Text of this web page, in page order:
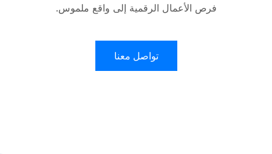
فرص الأعمال الرقمية إلى واقع ملموس.
تواصل معنا